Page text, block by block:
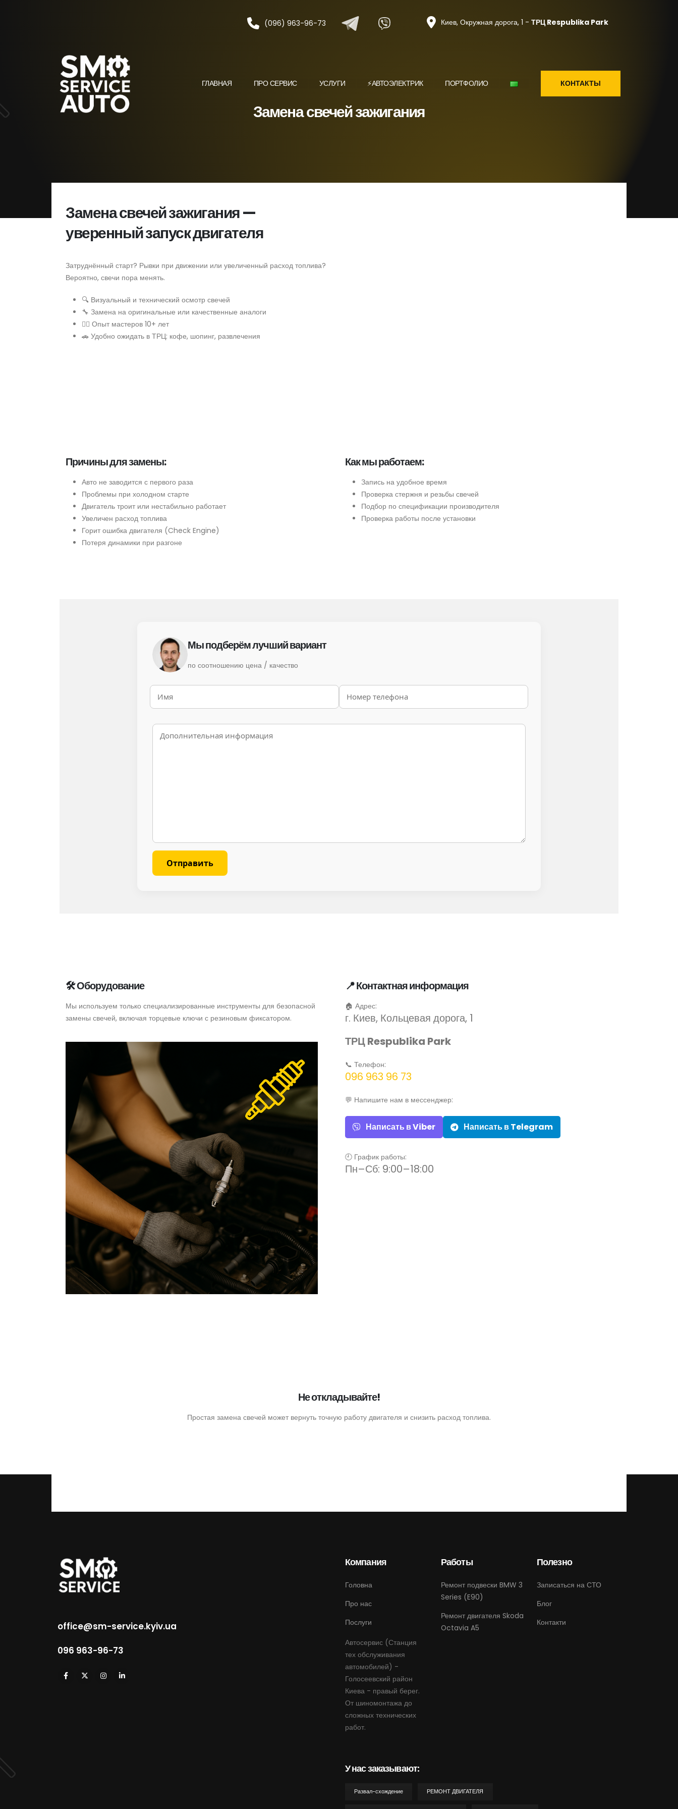
(096) 963-96-73 Киев, Окружная дорога, 1 - ТРЦ Respublika Park
ГЛАВНАЯ ПРО СЕРВИС УСЛУГИ ⚡️АВТОЭЛЕКТРИК ПОРТФОЛИО КОНТАКТЫ
Замена свечей зажигания
Замена свечей зажигания —
уверенный запуск двигателя
Затруднённый старт? Рывки при движении или увеличенный расход топлива?
Вероятно, свечи пора менять.
🔍 Визуальный и технический осмотр свечей
🔧 Замена на оригинальные или качественные аналоги
👷‍♂️ Опыт мастеров 10+ лет
🚗 Удобно ожидать в ТРЦ: кофе, шопинг, развлечения
Причины для замены:
Авто не заводится с первого раза
Проблемы при холодном старте
Двигатель троит или нестабильно работает
Увеличен расход топлива
Горит ошибка двигателя (Check Engine)
Потеря динамики при разгоне
Как мы работаем:
Запись на удобное время
Проверка стержня и резьбы свечей
Подбор по спецификации производителя
Проверка работы после установки
Мы подберём лучший вариант
по соотношению цена / качество
🛠 Оборудование
Мы используем только специализированные инструменты для безопасной
замены свечей, включая торцевые ключи с резиновым фиксатором.
📍 Контактная информация
🏠 Адрес:
г. Киев, Кольцевая дорога, 1
ТРЦ Respublika Park
📞 Телефон:
096 963 96 73
💬 Напишите нам в мессенджер:
Написать в Viber Написать в Telegram
🕘 График работы:
Пн–Сб: 9:00–18:00
Не откладывайте!
Простая замена свечей может вернуть точную работу двигателя и снизить расход топлива.
office@sm-service.kyiv.ua
096 963-96-73
Компания
Головна
Про нас
Послуги
Автосервис (Станция
тех обслуживания
автомобилей) -
Голосеевский район
Киева - правый берег.
От шиномонтажа до
сложных технических
работ.
Работы
Ремонт подвески BMW 3
Series (E90)
Ремонт двигателя Skoda
Octavia A5
Полезно
Записаться на СТО
Блог
Контакти
У нас заказывают:
Развал-схождение РЕМОНТ ДВИГАТЕЛЯ